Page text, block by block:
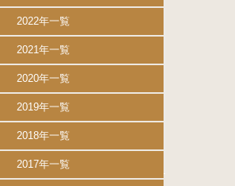
2022年一覧
2021年一覧
2020年一覧
2019年一覧
2018年一覧
2017年一覧